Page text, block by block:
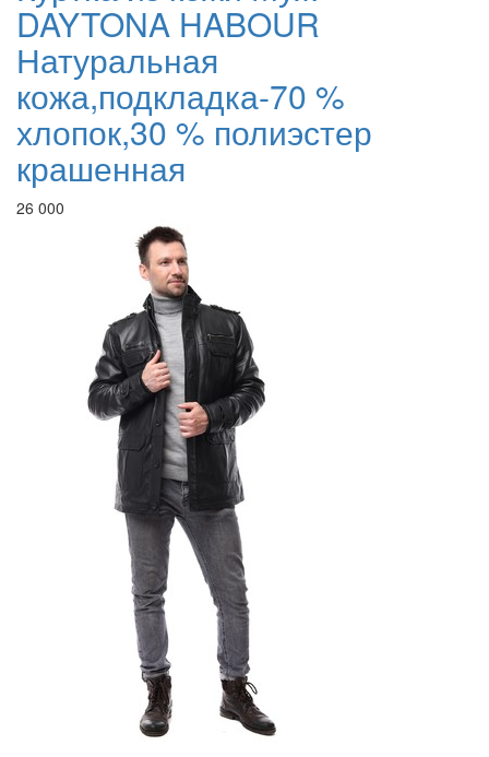
DAYTONA HABOUR
Натуральная
кожа,подкладка-70 %
хлопок,30 % полиэстер
крашенная
26 000